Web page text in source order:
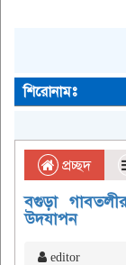
শিরোনামঃ
প্রচ্ছদ
বগুড়া
উদযাপন
editor